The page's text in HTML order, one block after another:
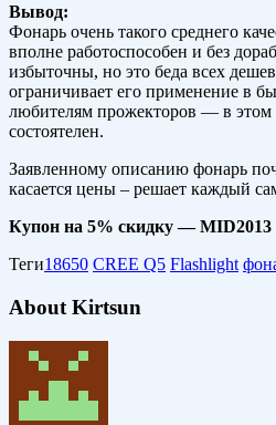
Вывод:
Фонарь очень такого среднего
вполне работоспособен и без
избыточны, но это беда всех
ограничивает его применение в
любителям прожекторов — в этом
состоятелен.
Заявленному описанию фонарь
касается цены – решает каждый
Купон на 5% скидку — MID2013
Теги18650 CREE Q5 Flashlight
About Kirtsun